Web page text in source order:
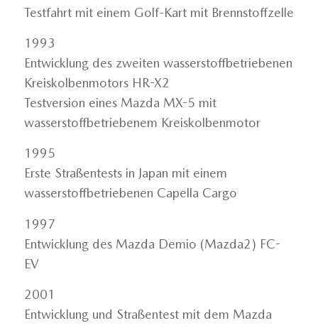
Testfahrt mit einem Golf-Kart mit Brennstoffzelle
1993
Entwicklung des zweiten wasserstoffbetriebenen
Kreiskolbenmotors HR-X2
Testversion eines Mazda MX-5 mit
wasserstoffbetriebenem Kreiskolbenmotor
1995
Erste Straßentests in Japan mit einem
wasserstoffbetriebenen Capella Cargo
1997
Entwicklung des Mazda Demio (Mazda2) FC-
EV
2001
Entwicklung und Straßentest mit dem Mazda